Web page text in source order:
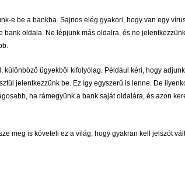
e be a bankba. Sajnos elég gyakori, hogy van egy
oldala. Ne lépjünk más oldalra, és ne
különböző ügyekből kifolyólag. Például kéri, hogy
jelentkezzünk be. Ez így egyszerű is lenne. De
ha rámegyünk a bank saját oldalára, és azon
meg is követeli ez a világ, hogy gyakran kell jelszót